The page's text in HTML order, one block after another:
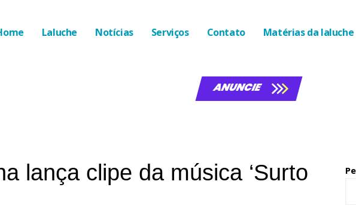
Laluche Notícias Serviços Contato Matérias da laluche
ANUNCIE
lança clipe da música ‘Surto